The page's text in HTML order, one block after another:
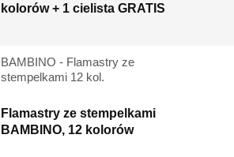
kolorów + 1 cielista GRATIS
BAMBINO - Flamastry ze
stempelkami 12 kol.
Flamastry ze stempelkami
BAMBINO, 12 kolorów